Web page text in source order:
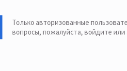
Только авторизованные
вопросы, пожалуйста, войдите или